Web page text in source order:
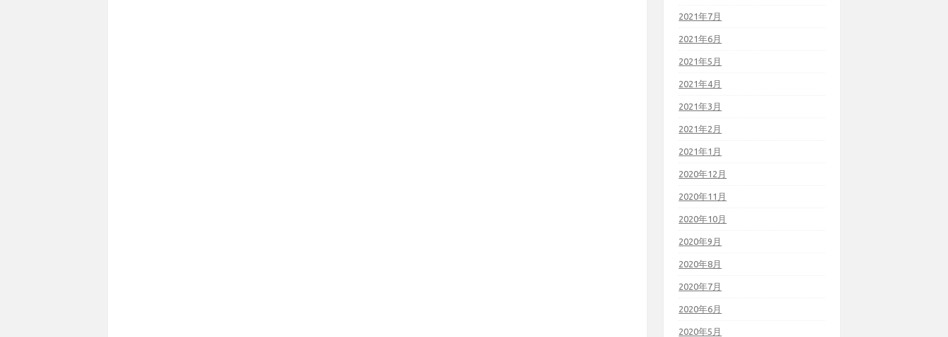
2021年7月
2021年6月
2021年5月
2021年4月
2021年3月
2021年2月
2021年1月
2020年12月
2020年11月
2020年10月
2020年9月
2020年8月
2020年7月
2020年6月
2020年5月